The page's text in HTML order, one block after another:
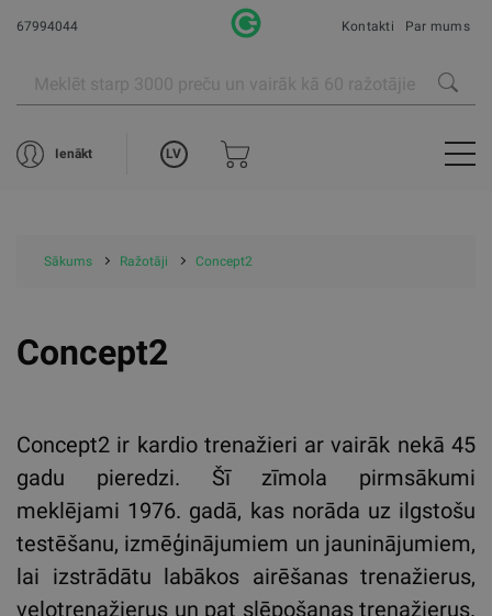
67994044 Kontakti Par mums
Ienākt LV
Sākums Ražotāji Concept2
Concept2
Concept2 ir kardio trenažieri ar vairāk nekā 45
gadu pieredzi. Šī zīmola pirmsākumi
meklējami 1976. gadā, kas norāda uz ilgstošu
testēšanu, izmēģinājumiem un jauninājumiem,
lai izstrādātu labākos airēšanas trenažierus,
velotrenažierus un pat slēpošanas trenažierus.